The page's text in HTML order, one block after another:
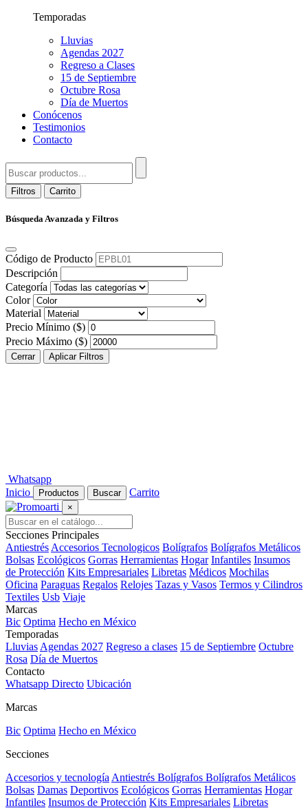
Temporadas
Lluvias
Agendas 2027
Regreso a Clases
15 de Septiembre
Octubre Rosa
Día de Muertos
Conócenos
Testimonios
Contacto
Filtros Carrito
Búsqueda Avanzada y Filtros
Código de Producto
Descripción
Categoría
Color
Material
Precio Mínimo ($)
Precio Máximo ($)
Cerrar Aplicar Filtros
Whatsapp
Inicio
Productos Buscar Carrito
×
Secciones Principales
Antiestrés Accesorios Tecnologicos Bolígrafos Bolígrafos Metálicos
Bolsas Ecológicos Gorras Herramientas Hogar Infantiles Insumos
de Protección Kits Empresariales Libretas Médicos Mochilas
Oficina Paraguas Regalos Relojes Tazas y Vasos Termos y Cilindros
Textiles Usb Viaje
Marcas
Bic Optima Hecho en México
Temporadas
Lluvias Agendas 2027 Regreso a clases 15 de Septiembre Octubre
Rosa Día de Muertos
Contacto
Whatsapp Directo Ubicación
Marcas
Bic Optima Hecho en México
Secciones
Accesorios y tecnología Antiestrés Bolígrafos Bolígrafos Metálicos
Bolsas Damas Deportivos Ecológicos Gorras Herramientas Hogar
Infantiles Insumos de Protección Kits Empresariales Libretas